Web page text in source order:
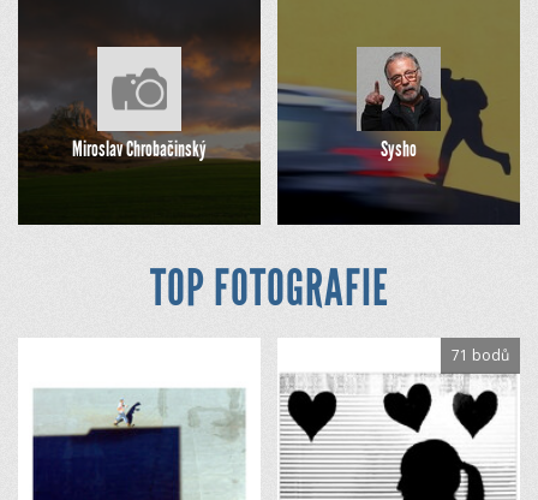
Miroslav Chrobačinský Sysho
TOP FOTOGRAFIE
71 bodů